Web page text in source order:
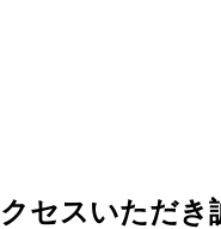
セスいただき